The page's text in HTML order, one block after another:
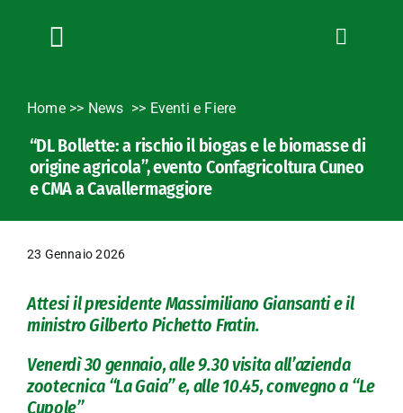
Toggle
News
Bandi
Convenzioni
Fotogallery
Contatti
Home>> News Eventi e Fiere
“DL Bollette: a rischio il biogas e le biomasse di
origine agricola”, evento Confagricoltura Cuneo
e CMA a Cavallermaggiore
23 Gennaio 2026
Attesi il presidente Massimiliano Giansanti e il
ministro Gilberto Pichetto Fratin.
Venerdì 30 gennaio, alle 9.30 visita all’azienda
zootecnica “La Gaia” e, alle 10.45, convegno a “Le
Cupole”